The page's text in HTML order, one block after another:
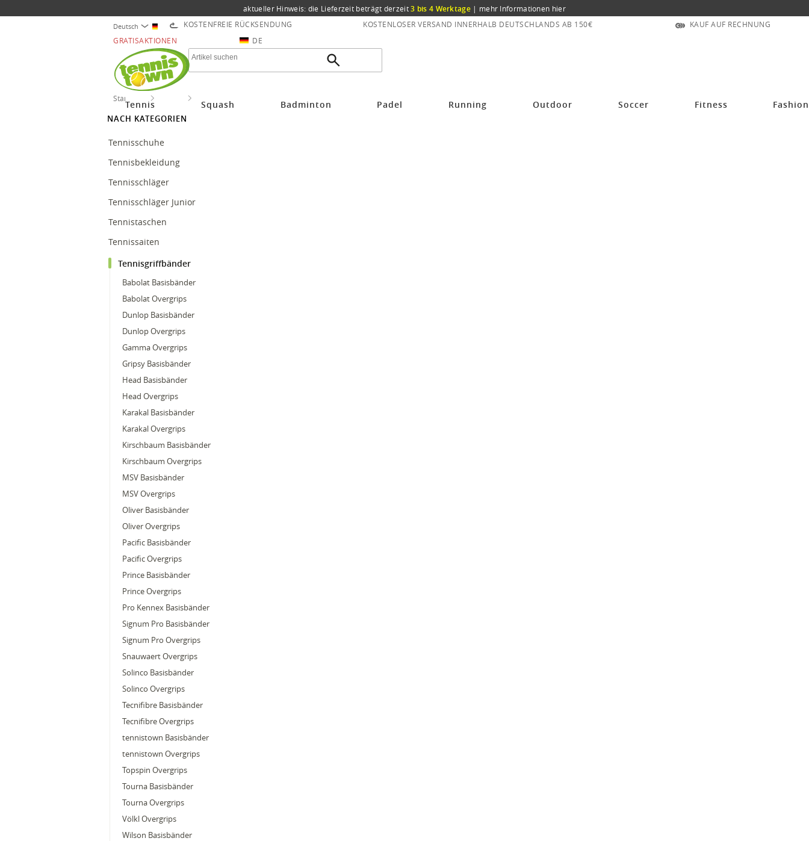
aktueller Hinweis: die Lieferzeit beträgt derzeit3 bis 4 Werktage | mehr Informationen hier
Deutsch KOSTENFREIE RÜCKSENDUNG KOSTENLOSER VERSAND INNERHALB DEUTSCHLANDS AB 150€
KAUF AUF RECHNUNG
GRATISAKTIONEN
DE
Tennis Squash Badminton Padel Running Outdoor Soccer Fitness Fashion
Startseite
NACH KATEGORIEN
Tennisschuhe
Tennisbekleidung
Tennisschläger
Tennisschläger Junior
Tennistaschen
Tennissaiten
Tennisgriffbänder
Babolat Basisbänder
Babolat Overgrips
Dunlop Basisbänder
Dunlop Overgrips
Gamma Overgrips
Gripsy Basisbänder
Head Basisbänder
Head Overgrips
Karakal Basisbänder
Karakal Overgrips
Kirschbaum Basisbänder
Kirschbaum Overgrips
MSV Basisbänder
MSV Overgrips
Oliver Basisbänder
Oliver Overgrips
Pacific Basisbänder
Pacific Overgrips
Prince Basisbänder
Prince Overgrips
Pro Kennex Basisbänder
Signum Pro Basisbänder
Signum Pro Overgrips
Snauwaert Overgrips
Solinco Basisbänder
Solinco Overgrips
Tecnifibre Basisbänder
Tecnifibre Overgrips
tennistown Basisbänder
tennistown Overgrips
Topspin Overgrips
Tourna Basisbänder
Tourna Overgrips
Völkl Overgrips
Wilson Basisbänder